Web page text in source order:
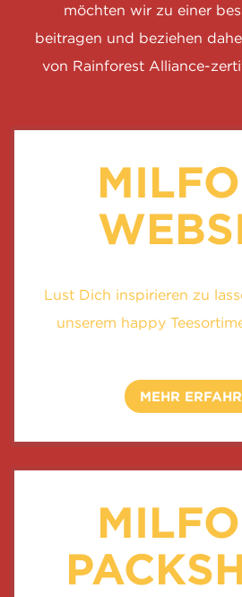
möchten wir zu einer
beitragen und beziehen
von Rainforest Alliance-
Lust Dich inspirieren zu
unserem happy
MEHR